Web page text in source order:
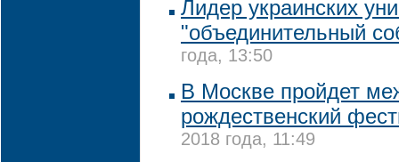
Лидер украинских
"объединительный
года, 13:50
В Москве пройдет
рождественский
2018 года, 11:49